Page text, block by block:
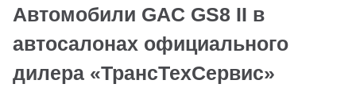
Автомобили GAC GS8 II в
автосалонах официального
дилера «ТрансТехСервис»